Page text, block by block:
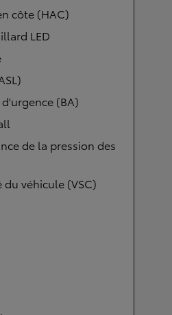
côte (HAC)
LED
(BA)
de la pression des
véhicule (VSC)